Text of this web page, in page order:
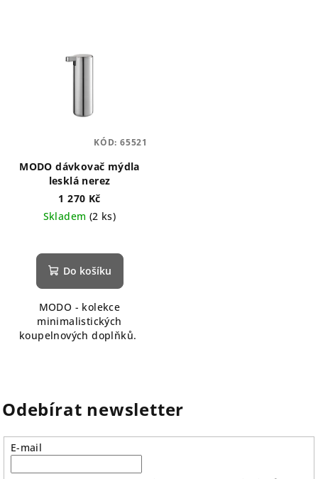
MODO dávkovač mýdla
lesklá nerez
1 270 Kč
Skladem (2 ks)
Do košíku
MODO - kolekce
minimalistických
koupelnových doplňků.
KÓD: 65521
Odebírat newsletter
E-mail